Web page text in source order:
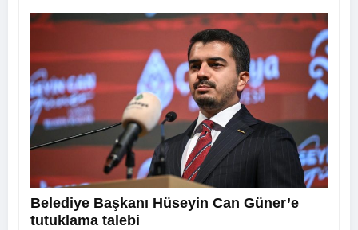
Belediye Başkanı Hüseyin Can Güner’e
tutuklama talebi